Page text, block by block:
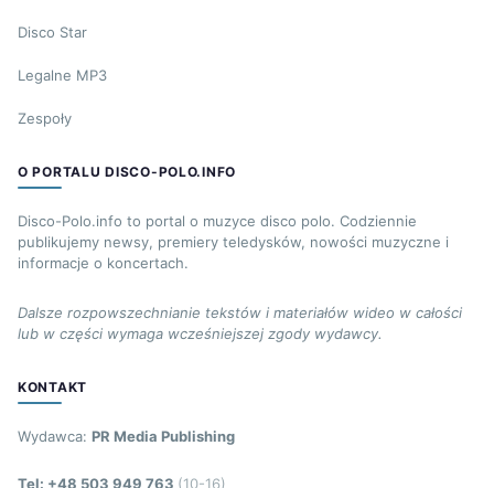
Disco Star
Legalne MP3
Zespoły
O PORTALU DISCO-POLO.INFO
Disco-Polo.info to portal o muzyce disco polo. Codziennie
publikujemy newsy, premiery teledysków, nowości muzyczne i
informacje o koncertach.
Dalsze rozpowszechnianie tekstów i materiałów wideo w całości
lub w części wymaga wcześniejszej zgody wydawcy.
KONTAKT
Wydawca: PR Media Publishing
Tel: +48 503 949 763 (10-16)